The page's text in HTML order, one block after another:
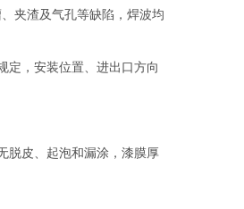
夹渣及气孔等缺陷，焊波均
定，安装位置、进出口方向
脱皮、起泡和漏涂，漆膜厚